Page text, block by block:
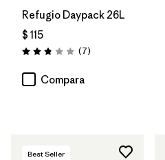
Refugio Daypack 26L
$ 115
Valoración: 2.9 / 5
(7Comentarios
)
Compara
Best Seller